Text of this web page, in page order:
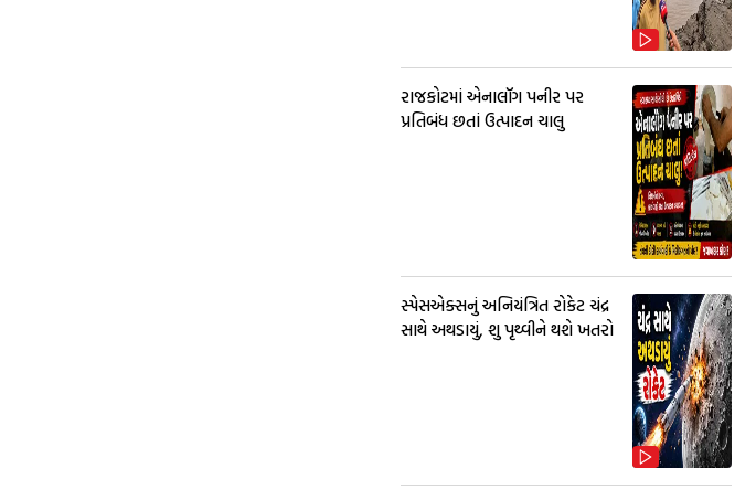
રાજકોટમાં એનાલૉગ પનીર પર
પ્રતિબંધ છતાં ઉત્પાદન ચાલુ
સ્પેસએક્સનું અનિયંત્રિત રોકેટ ચંદ્ર
સાથે અથડાયું, શુ પૃથ્વીને થશે ખતરો